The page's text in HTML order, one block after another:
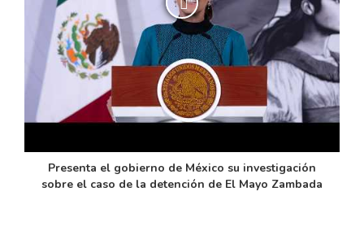
Presenta el gobierno de México su investigación
sobre el caso de la detención de El Mayo Zambada